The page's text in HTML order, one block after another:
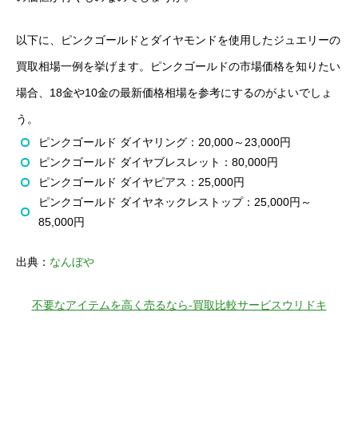
以下に、ピンクゴールドとダイヤモンドを使用したジュエリーの
買取相場一例を挙げます。ピンクゴールドの市場価格を知りたい
場合、18金や10金の最新価格相場を参考にするのがよいでしょ
う。
ピンクゴールド ダイヤリング：20,000～23,000円
ピンクゴールド ダイヤブレスレット：80,000円
ピンクゴールド ダイヤピアス：25,000円
ピンクゴールド ダイヤネックレストップ：25,000円～
85,000円
出典： なんぼや
不要なアイテムを高く売るなら-買取比較サービスウリドキ